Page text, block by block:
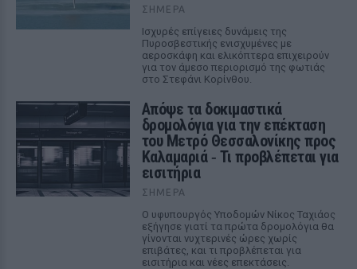
ΣΉΜΕΡΑ
Ισχυρές επίγειες δυνάμεις της
Πυροσβεστικής ενισχυμένες με
αεροσκάφη και ελικόπτερα επιχειρούν
για τον άμεσο περιορισμό της φωτιάς
στο Στεφάνι Κορίνθου.
Απόψε τα δοκιμαστικά
δρομολόγια για την επέκταση
του Μετρό Θεσσαλονίκης προς
Καλαμαριά ‑ Τι προβλέπεται για
εισιτήρια
ΣΉΜΕΡΑ
Ο υφυπουργός Υποδομών Νίκος Ταχιάος
εξήγησε γιατί τα πρώτα δρομολόγια θα
γίνονται νυχτερινές ώρες χωρίς
επιβάτες, και τι προβλέπεται για
εισιτήρια και νέες επεκτάσεις.